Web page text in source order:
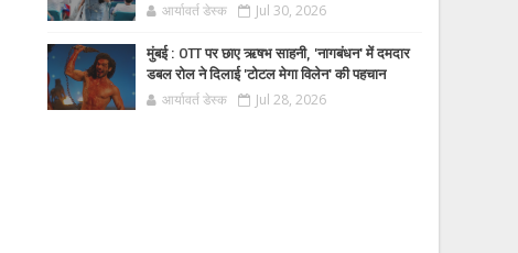
आर्यावर्त डेस्क Jul 30, 2026
मुंबई : OTT पर छाए ऋषभ साहनी, 'नागबंधन' में दमदार
डबल रोल ने दिलाई 'टोटल मेगा विलेन' की पहचान
आर्यावर्त डेस्क Jul 28, 2026